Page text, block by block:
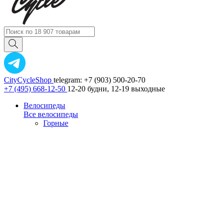
CityCycleShop telegram: +7 (903) 500-20-70
+7 (495) 668-12-50 12-20 будни, 12-19 выходные
Велосипеды
Все велосипеды
Горные